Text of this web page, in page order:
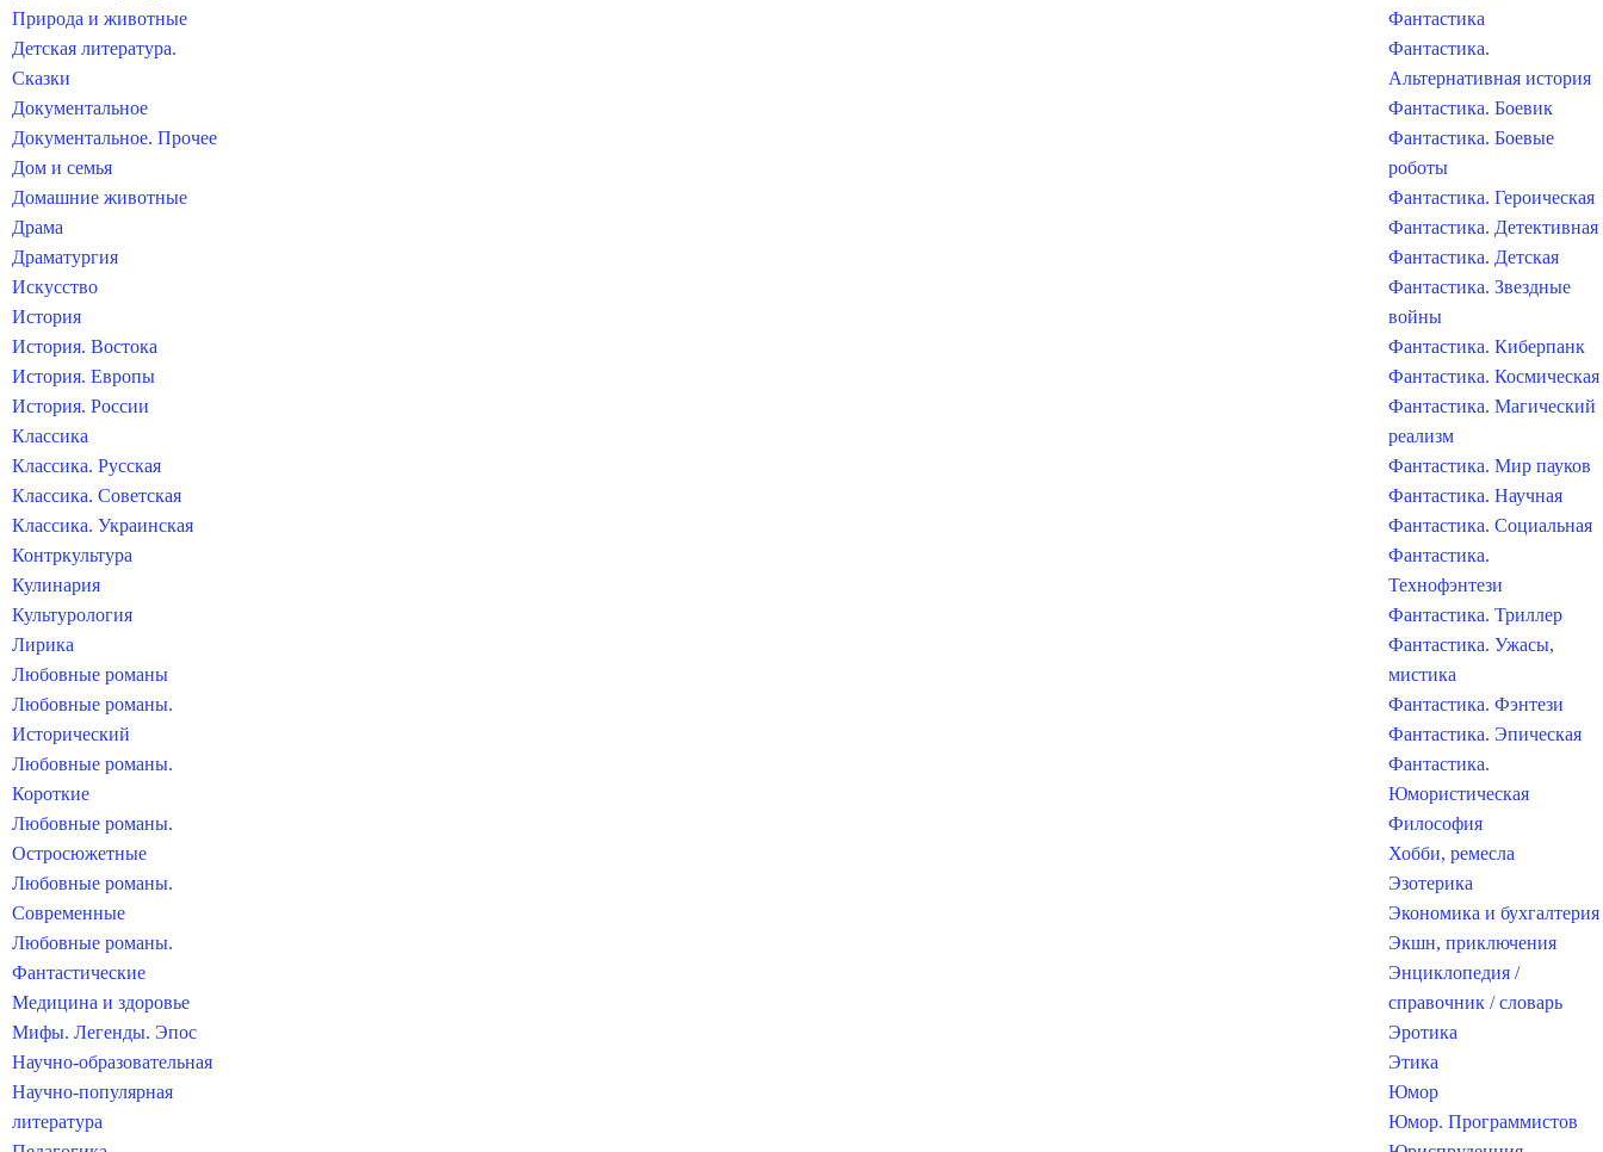
Природа и животные
Детская литература.
Сказки
Документальное
Документальное. Прочее
Дом и семья
Домашние животные
Драма
Драматургия
Искусство
История
История. Востока
История. Европы
История. России
Классика
Классика. Русская
Классика. Советская
Классика. Украинская
Контркультура
Кулинария
Культурология
Лирика
Любовные романы
Любовные романы.
Исторический
Любовные романы.
Короткие
Любовные романы.
Остросюжетные
Любовные романы.
Современные
Любовные романы.
Фантастические
Медицина и здоровье
Мифы. Легенды. Эпос
Научно-образовательная
Научно-популярная
литература
Фантастика
Фантастика.
Альтернативная история
Фантастика. Боевик
Фантастика. Боевые
роботы
Фантастика. Героическая
Фантастика. Детективная
Фантастика. Детская
Фантастика. Звездные
войны
Фантастика. Киберпанк
Фантастика. Космическая
Фантастика. Магический
реализм
Фантастика. Мир пауков
Фантастика. Научная
Фантастика. Социальная
Фантастика.
Технофэнтези
Фантастика. Триллер
Фантастика. Ужасы,
мистика
Фантастика. Фэнтези
Фантастика. Эпическая
Фантастика.
Юмористическая
Философия
Хобби, ремесла
Эзотерика
Экономика и бухгалтерия
Экшн, приключения
Энциклопедия /
справочник / словарь
Эротика
Этика
Юмор
Юмор. Программистов